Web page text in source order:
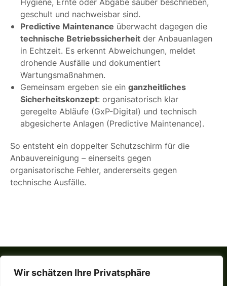
Wir schätzen Ihre Privatsphäre
Hygiene, Ernte oder Abgabe sauber beschrieben,
geschult und nachweisbar sind.
Predictive Maintenance überwacht dagegen die
technische Betriebssicherheit der Anbauanlagen
in Echtzeit. Es erkennt Abweichungen, meldet
drohende Ausfälle und dokumentiert
Wartungsmaßnahmen.
Gemeinsam ergeben sie ein ganzheitliches
Sicherheitskonzept: organisatorisch klar
geregelte Abläufe (GxP-Digital) und technisch
abgesicherte Anlagen (Predictive Maintenance).
So entsteht ein doppelter Schutzschirm für die
Anbauvereinigung – einerseits gegen
organisatorische Fehler, andererseits gegen
technische Ausfälle.
Cannabis Social Club Blog